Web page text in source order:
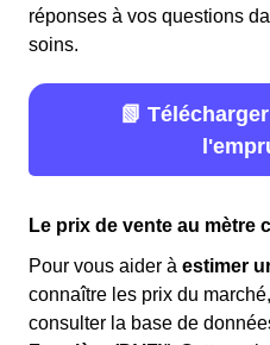
réponses à vos questions
soins.
📗
Le prix de vente au mètre
Pour vous aider à estimer
connaître les prix du
consulter la base de